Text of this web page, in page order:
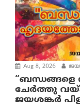
Aug 8, 2026
ചേർത്തു
ജയശങ്കര്‍